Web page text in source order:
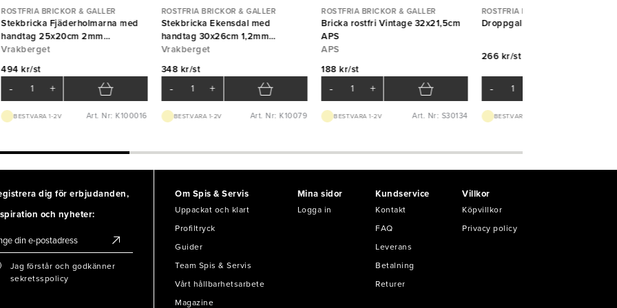
ROSTFRIA BRICKOR & GALLER
Stekbricka Fjäderholmarna med
handtag 25x20cm 2mm
Vrakberget
Vrakberget
494 kr/st
- +
BEST.VARA 1-2V Art. Nr: K100016
ROSTFRIA BRICKOR & GALLER
Stekbricka Ekensdal med
handtag 30x26cm 1,2mm
Vrakberget
Vrakberget
348 kr/st
- +
BEST.VARA 1-2V Art. Nr: K10079
ROSTFRIA BRICKOR & GALLER
Bricka rostfri Vintage 32x21,5cm
APS
APS
188 kr/st
- +
BEST.VARA 1-2V Art. Nr: S30134
ROSTFRIA BRICKOR & GALLER
Droppgaller GN1/2 Exxent
266 kr/st
-
BEST.VARA 3-5D
dig för erbjudanden,
och nyheter:
Jag förstår och godkänner
sekretsspolicy
Om Spis & Servis
Uppackat och klart
Profiltryck
Guider
Team Spis & Servis
Vårt hållbarhetsarbete
Magazine
Mina sidor
Logga in
Kundservice
Kontakt
FAQ
Leverans
Betalning
Returer
Villkor
Köpvillkor
Privacy policy